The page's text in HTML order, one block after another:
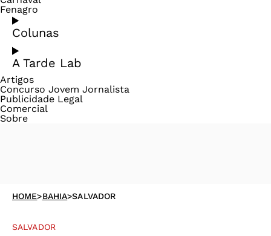
Fenagro
Colunas
A Tarde Lab
Artigos
Concurso Jovem Jornalista
Publicidade Legal
Comercial
Sobre
HOME>BAHIA>SALVADOR
SALVADOR